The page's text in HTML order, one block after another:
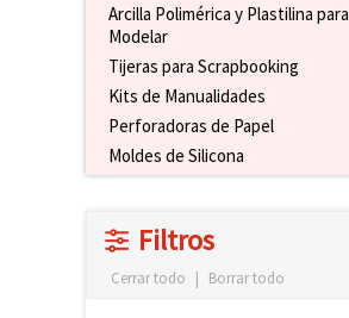
Arcilla Polimérica y Plastilina para
Modelar
Tijeras para Scrapbooking
Kits de Manualidades
Perforadoras de Papel
Moldes de Silicona
Filtros
Cerrar todo | Borrar todo